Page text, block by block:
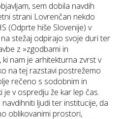
sem dobila navdih
strani Lovrenčan nekdo
(Odprte hiše Slovenije) v
stežaj odpirajo svoje duri ter
z »zgodbami in
ki nam je arhitekturna zvrst v
na tej razstavi postrežemo
rečeno s sodobnim in
je v ospredju že kar lep čas.
ljudi ter institucije, da
oblikovanimi prostori,